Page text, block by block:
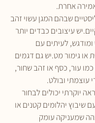
אחרת.
שבהם המגן עשוי זהב
עיצובים כבדים יותר
לעיתים עם
גימור מט.יש גם דגמים
עור, כסף או זהב שחור,
עוצמתי ובולט.
יוקרתי יכולים לבחור
שיבוץ יהלומים קטנים או
שמעניקה עומק